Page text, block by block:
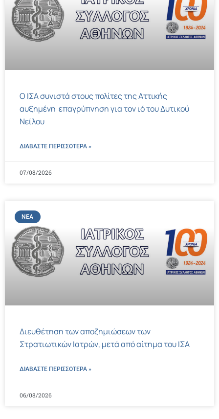
Ο ΙΣΑ συνιστά στους πολίτες της Αττικής
αυξημένη επαγρύπνηση για τον ιό του Δυτικού
Νείλου
ΔΙΑΒΑΣΤΕ ΠΕΡΙΣΣΌΤΕΡΑ »
07/08/2026
ΝΈΑ
Διευθέτηση των αποζημιώσεων των
Στρατιωτικών Ιατρών, μετά από αίτημα του ΙΣΑ
ΔΙΑΒΑΣΤΕ ΠΕΡΙΣΣΌΤΕΡΑ »
06/08/2026